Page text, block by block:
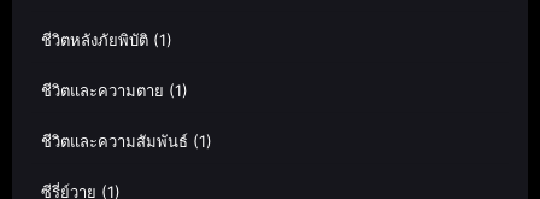
ชีวิตหลังภัยพิบัติ (1)
ชีวิตและความตาย (1)
ชีวิตและความสัมพันธ์ (1)
ซีรี่ย์วาย (1)